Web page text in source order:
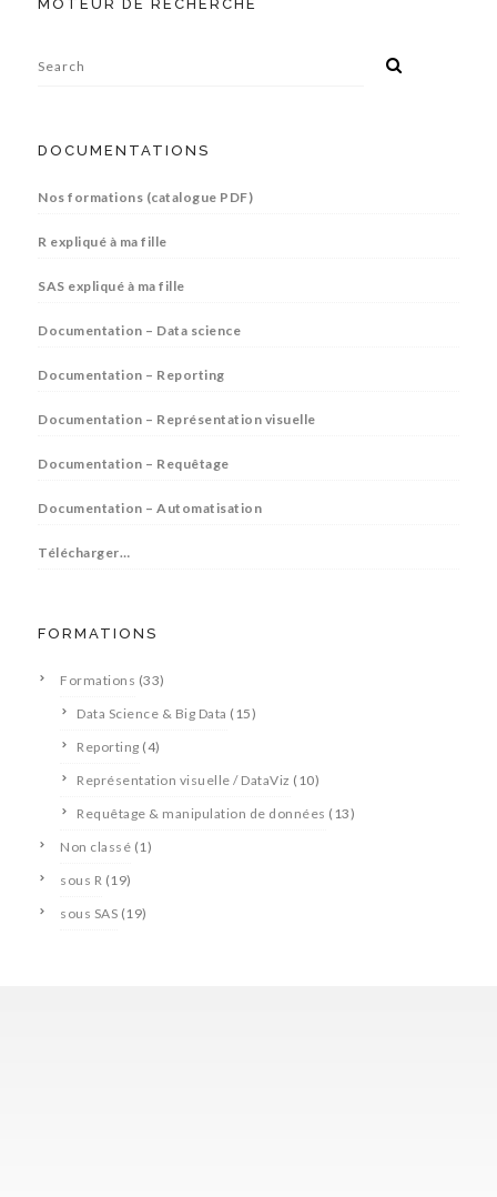
MOTEUR DE RECHERCHE
DOCUMENTATIONS
Nos formations (catalogue PDF)
R expliqué à ma fille
SAS expliqué à ma fille
Documentation – Data science
Documentation – Reporting
Documentation – Représentation visuelle
Documentation – Requêtage
Documentation – Automatisation
Télécharger…
FORMATIONS
Formations (33)
Data Science & Big Data (15)
Reporting (4)
Représentation visuelle / DataViz (10)
Requêtage & manipulation de données (13)
Non classé (1)
sous R (19)
sous SAS (19)